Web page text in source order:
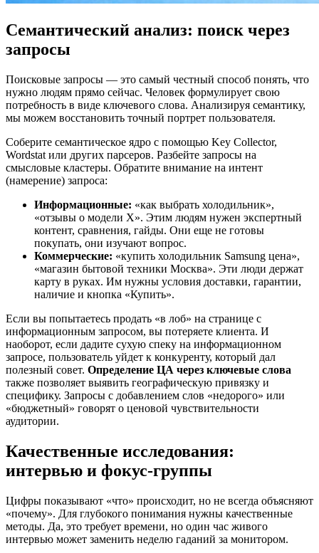
Семантический анализ: поиск через
запросы
Поисковые запросы — это самый честный способ понять, что
нужно людям прямо сейчас. Человек формулирует свою
потребность в виде ключевого слова. Анализируя семантику,
мы можем восстановить точный портрет пользователя.
Соберите семантическое ядро с помощью Key Collector,
Wordstat или других парсеров. Разбейте запросы на
смысловые кластеры. Обратите внимание на интент
(намерение) запроса:
Информационные: «как выбрать холодильник»,
«отзывы о модели X». Этим людям нужен экспертный
контент, сравнения, гайды. Они еще не готовы
покупать, они изучают вопрос.
Коммерческие: «купить холодильник Samsung цена»,
«магазин бытовой техники Москва». Эти люди держат
карту в руках. Им нужны условия доставки, гарантии,
наличие и кнопка «Купить».
Если вы попытаетесь продать «в лоб» на странице с
информационным запросом, вы потеряете клиента. И
наоборот, если дадите сухую спеку на информационном
запросе, пользователь уйдет к конкуренту, который дал
полезный совет. Определение ЦА через ключевые слова
также позволяет выявить географическую привязку и
специфику. Запросы с добавлением слов «недорого» или
«бюджетный» говорят о ценовой чувствительности
аудитории.
Качественные исследования:
интервью и фокус-группы
Цифры показывают «что» происходит, но не всегда объясняют
«почему». Для глубокого понимания нужны качественные
методы. Да, это требует времени, но один час живого
интервью может заменить неделю гаданий за монитором.